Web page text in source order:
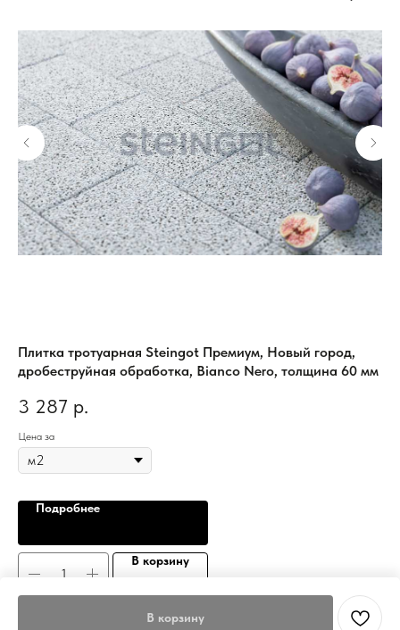
В корзину
Плитка тротуарная Steingot Премиум, Новый город,
дробеструйная обработка, Bianco Nero, толщина 60 мм
3 287 р.
Цена за
Подробнее
В корзину